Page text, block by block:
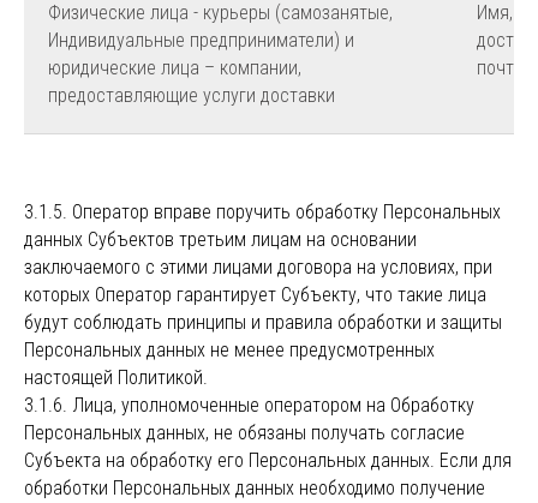
Физические лица - курьеры (самозанятые,
Индивидуальные предприниматели) и
юридические лица – компании,
предоставляющие услуги доставки
Имя,
почты,
3.1.5. Оператор вправе поручить обработку Персональных
данных Субъектов третьим лицам на основании
заключаемого с этими лицами договора на условиях, при
которых Оператор гарантирует Субъекту, что такие лица
будут соблюдать принципы и правила обработки и защиты
Персональных данных не менее предусмотренных
настоящей Политикой.
3.1.6. Лица, уполномоченные оператором на Обработку
Персональных данных, не обязаны получать согласие
Субъекта на обработку его Персональных данных. Если для
обработки Персональных данных необходимо получение